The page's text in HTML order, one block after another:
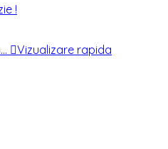
!
Vizualizare rapida